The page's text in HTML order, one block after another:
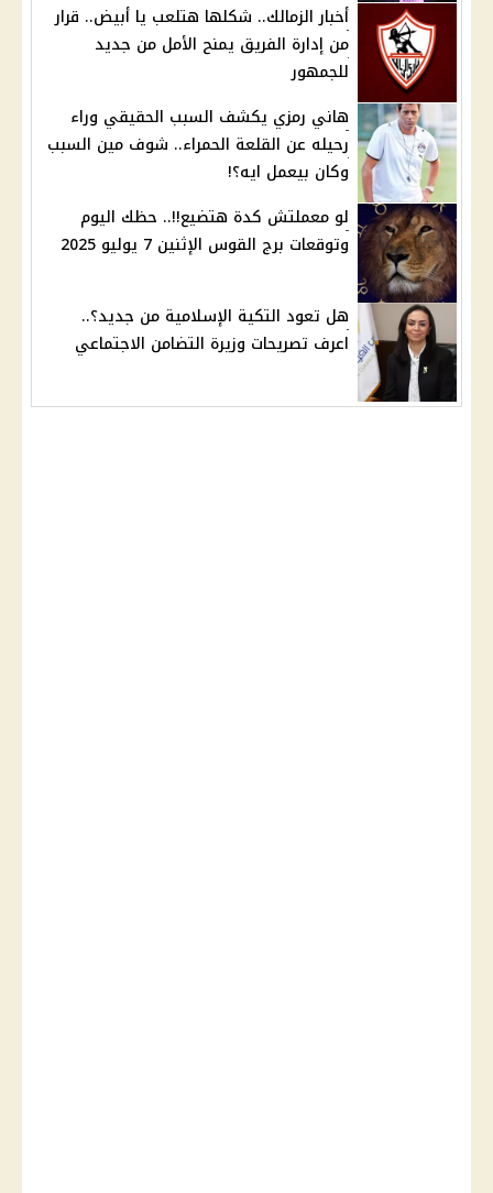
أخبار الزمالك.. شكلها هتلعب يا أبيض.. قرار
من إدارة الفريق يمنح الأمل من جديد
للجمهور
هاني رمزي يكشف السبب الحقيقي وراء
رحيله عن القلعة الحمراء.. شوف مين السبب
وكان بيعمل ايه؟!
لو معملتش كدة هتضيع!!.. حظك اليوم
وتوقعات برج القوس الإثنين 7 يوليو 2025
هل تعود التكية الإسلامية من جديد؟..
اعرف تصريحات وزيرة التضامن الاجتماعي